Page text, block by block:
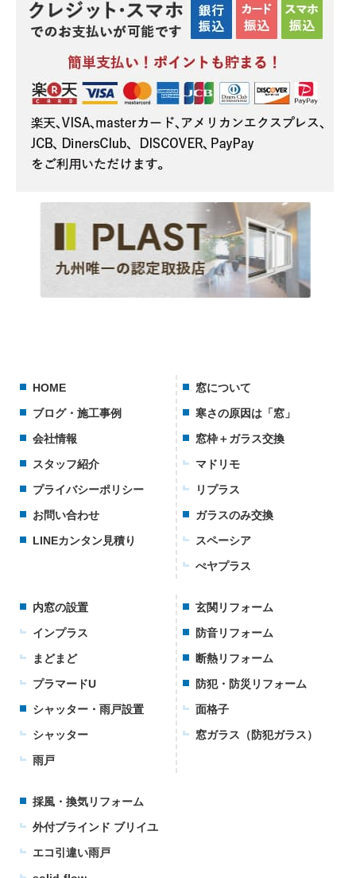
HOME
ブログ・施工事例
会社情報
スタッフ紹介
プライバシーポリシー
お問い合わせ
LINEカンタン見積り
窓について
寒さの原因は「窓」
窓枠＋ガラス交換
マドリモ
リプラス
ガラスのみ交換
スペーシア
ぺヤプラス
内窓の設置
インプラス
まどまど
プラマードU
シャッター・雨戸設置
シャッター
雨戸
玄関リフォーム
防音リフォーム
断熱リフォーム
防犯・防災リフォーム
面格子
窓ガラス（防犯ガラス）
採風・換気リフォーム
外付ブラインド ブリイユ
エコ引違い雨戸